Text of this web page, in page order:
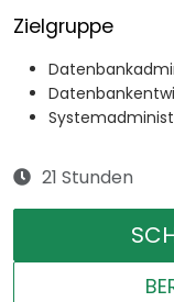
Zielgruppe
21 Stunden